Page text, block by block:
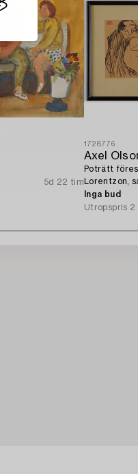
5d 22 tim
1728776
Axel
Poträtt
Lorentzon,
Kamrer
Inga bud
Utropspris 2